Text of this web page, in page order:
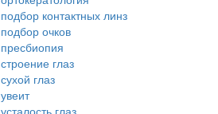
подбор контактных линз
подбор очков
пресбиопия
строение глаз
сухой глаз
увеит